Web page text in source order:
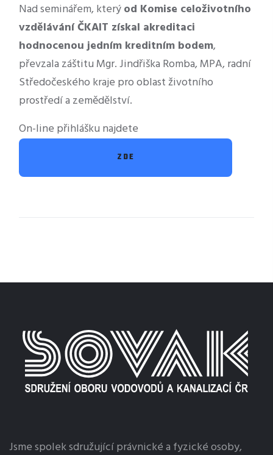
Nad seminářem, kterýod Komise celoživotního
vzdělávání ČKAIT získal akreditaci
hodnocenou jedním kreditním bodem,
převzala záštitu Mgr. Jindřiška Romba, MPA, radní
Středočeského kraje pro oblast životního
prostředí a zemědělství.
On-line přihlášku najdete
ZDE
Jsme spolek sdružující právnické a fyzické osoby,